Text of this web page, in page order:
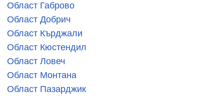
Област Габрово
Област Добрич
Област Кърджали
Област Кюстендил
Област Ловеч
Област Монтана
Област Пазарджик